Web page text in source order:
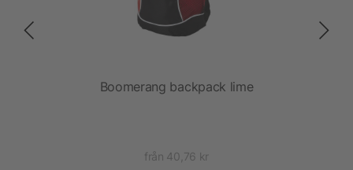
Boomerang backpack lime
från 40,76 kr